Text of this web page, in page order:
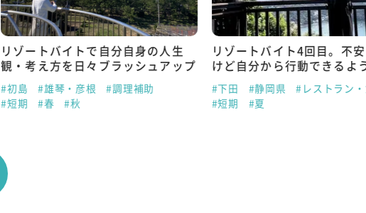
リゾートバイトで自分自身の人生
観・考え方を日々ブラッシュアップ
#初島 #雄琴・彦根
#調理補助
#短期
#春 #秋
リゾートバイト4回目。不
けど自分から行動できるよ
#下田 #静岡県
#レストラン
#短期
#夏